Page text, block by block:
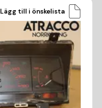
Lägg till i önskelista